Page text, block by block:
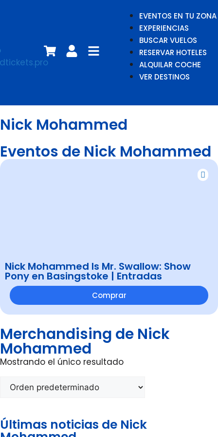
EVENTOS EN TU ZONA
EXPERIENCIAS
BUSCAR VUELOS
RESERVAR HOTELES
ALQUILAR COCHE
VER DESTINOS
Nick Mohammed
Eventos de Nick Mohammed
Nick Mohammed Is Mr. Swallow: Show
Pony en Basingstoke | Entradas
Comprar
Merchandising de Nick
Mohammed
Mostrando el único resultado
Últimas noticias de Nick